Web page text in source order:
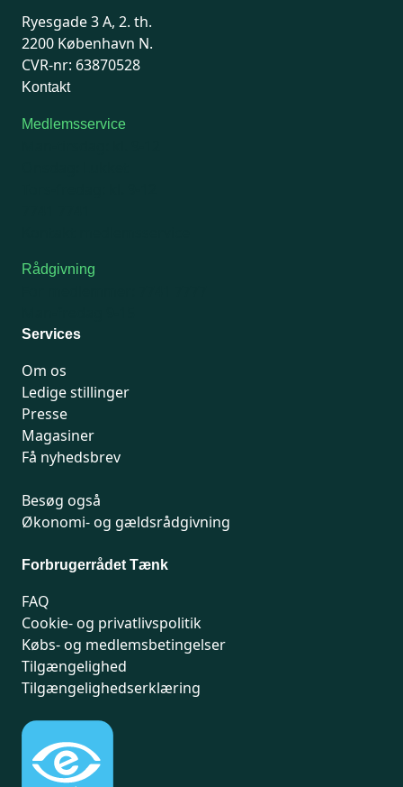
Ryesgade 3 A, 2. th.
2200 København N.
CVR-nr: 63870528
Kontakt
Medlemsservice
Rådgivning
Services
Om os
Ledige stillinger
Presse
Magasiner
Få nyhedsbrev
Besøg også
Økonomi- og gældsrådgivning
Forbrugerrådet Tænk
FAQ
Cookie- og privatlivspolitik
Købs- og medlemsbetingelser
Tilgængelighed
Tilgængelighedserklæring